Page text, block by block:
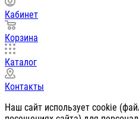
Кабинет
Корзина
Каталог
Контакты
Наш сайт использует cookie